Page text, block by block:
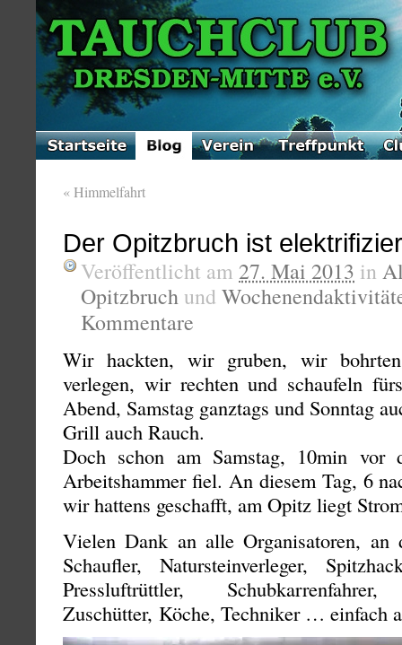
«Himmelfahrt
Der Opitzbruch ist
Veröffentlicht am 27. Mai 2013 in
Opitzbruch und
Kommentare
Wir hackten, wir gruben, wir
verlegen, wir rechten und schaufeln
Abend, Samstag ganztags und Sonntag
Grill auch Rauch.
Doch schon am Samstag, 10min vor
Arbeitshammer fiel. An diesem Tag, 6
wir hattens geschafft, am Opitz liegt
Vielen Dank an alle Organisatoren, an
Schaufler, Natursteinverleger,
Pressluftrüttler,
Zuschütter, Köche, Techniker … einfach